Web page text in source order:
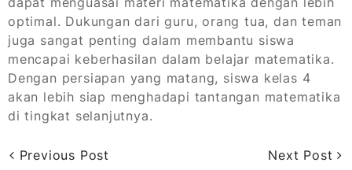
optimal. Dukungan dari guru, orang tua, dan teman
juga sangat penting dalam membantu siswa
mencapai keberhasilan dalam belajar matematika.
Dengan persiapan yang matang, siswa kelas 4
akan lebih siap menghadapi tantangan matematika
di tingkat selanjutnya.
Previous Post Next Post